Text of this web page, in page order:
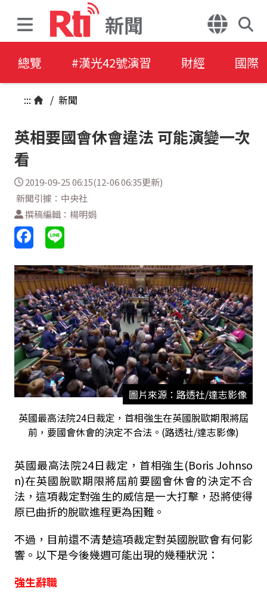
新聞
總覽 #漢光42號演習 財經 國際
::: / 新聞
英相要國會休會違法 可能演變一次
看
2019-09-25 06:15(12-06 06:35更新)
新聞引據：中央社
撰稿編輯：楊明娟
圖片來源：路透社/達志影像
英國最高法院24日裁定，首相強生在英國脫歐期限將屆
前，要國會休會的決定不合法。(路透社/達志影像)
英國最高法院24日裁定，首相強生(Boris Johnso
n)在英國脫歐期限將屆前要國會休會的決定不合
法，這項裁定對強生的威信是一大打擊，恐將使得
原已曲折的脫歐進程更為困難。
不過，目前還不清楚這項裁定對英國脫歐會有何影
響。以下是今後幾週可能出現的幾種狀況：
強生辭職